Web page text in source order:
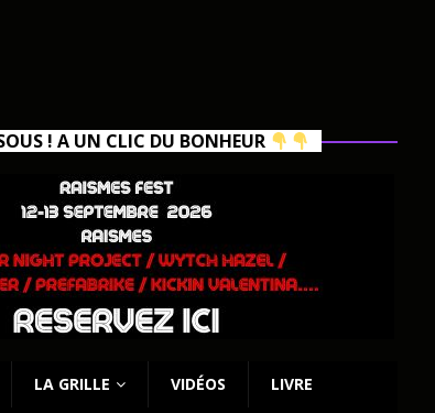
! A UN CLIC DU BONHEUR
LA GRILLE VIDÉOS LIVRE